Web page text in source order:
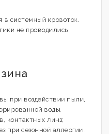
в системный кровоток.
не проводились.
при воздействии пыли,
воды,
контактных линз;
при сезонной аллергии.